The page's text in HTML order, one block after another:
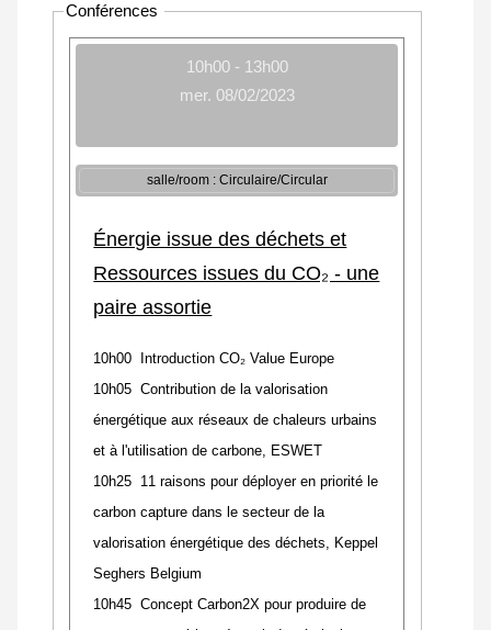
Conférences
10h00 - 13h00
mer. 08/02/2023
salle/room : Circulaire/Circular
Énergie issue des déchets et
Ressources issues du CO₂ - une
paire assortie
10h00 Introduction CO₂ Value Europe
10h05 Contribution de la valorisation
énergétique aux réseaux de chaleurs urbains
et à l'utilisation de carbone, ESWET
10h25 11 raisons pour déployer en priorité le
carbon capture dans le secteur de la
valorisation énergétique des déchets, Keppel
Seghers Belgium
10h45 Concept Carbon2X pour produire de